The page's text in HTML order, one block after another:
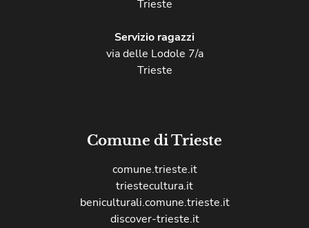
Trieste
Servizio ragazzi
via delle Lodole 7/a
Trieste
Comune di Trieste
comune.trieste.it
triestecultura.it
beniculturali.comune.trieste.it
discover-trieste.it